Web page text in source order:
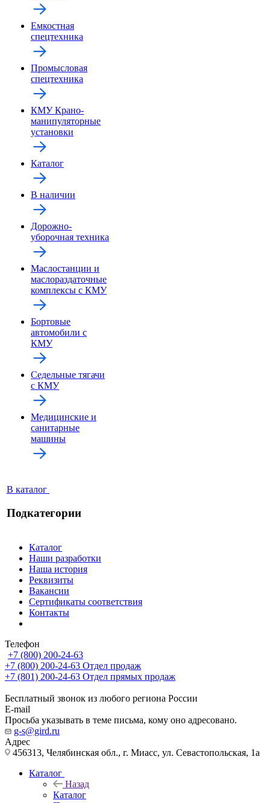
Емкостная
спецтехника
Промысловая
спецтехника
КМУ Крано-
манипуляторные
установки
Каталог
В наличии
Дорожно-
уборочная техника
Маслостанции и
маслораздаточные
комплексы с КМУ
Бортовые
автомобили с
КМУ
Седельные тягачи
с КМУ
Медицинские и
санитарные
машины
В каталог
Подкатегории
Каталог
Наши разработки
Наша история
Реквизиты
Вакансии
Сертификаты соответствия
Контакты
Телефон
+7 (800) 200-24-63
+7 (800) 200-24-63 Отдел продаж
+7 (801) 200-24-63 Отдел прямых продаж
Бесплатный звонок из любого региона России
E-mail
Просьба указывать в теме письма, кому оно адресовано.
g-s@gird.ru
Адрес
456313, Челябинская обл., г. Миасс, ул. Севастопольская, 1а
Каталог
Назад
Каталог